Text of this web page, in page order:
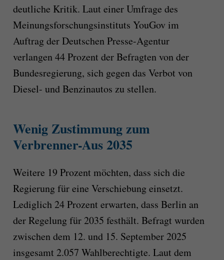
deutliche Kritik. Laut einer Umfrage des
Meinungsforschungsinstituts YouGov im
Auftrag der Deutschen Presse-Agentur
verlangen 44 Prozent der Befragten von der
Bundesregierung, sich gegen das Verbot von
Diesel- und Benzinautos zu stellen.
Wenig Zustimmung zum
Verbrenner-Aus 2035
Weitere 19 Prozent möchten, dass sich die
Regierung für eine Verschiebung einsetzt.
Lediglich 24 Prozent erwarten, dass Berlin an
der Regelung für 2035 festhält. Befragt wurden
zwischen dem 12. und 15. September 2025
insgesamt 2.057 Wahlberechtigte. Laut dem